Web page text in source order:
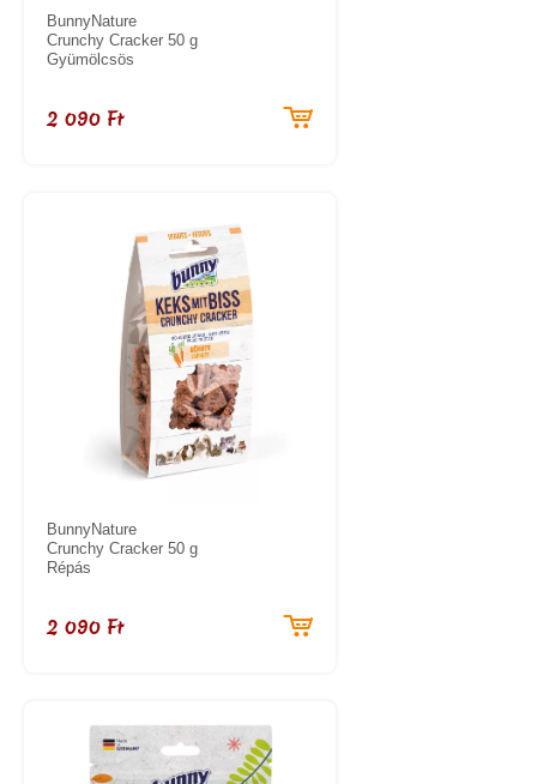
BunnyNature
Crunchy Cracker 50 g
Gyümölcsös
2 090 Ft
BunnyNature
Crunchy Cracker 50 g
Répás
2 090 Ft